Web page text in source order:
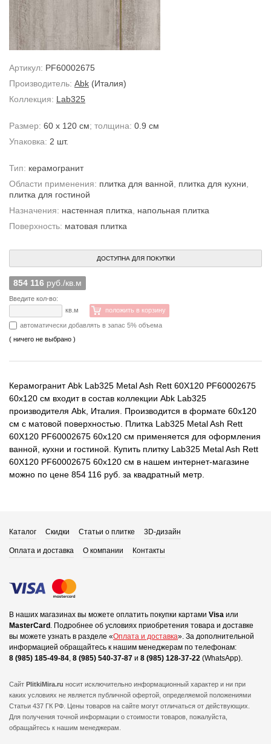
Артикул: PF60002675
Производитель: Abk (Италия)
Коллекция: Lab325
Размер: 60 x 120 см; толщина: 0.9 см
Упаковка: 2 шт.
Тип: керамогранит
Области применения: плитка для ванной плитка для кухни
плитка для гостиной
Назначения: настенная плитка
напольная плитка
Поверхность: матовая плитка
ДОСТУПНА ДЛЯ ПОКУПКИ
854 116 руб./кв.м
Введите кол-во:
кв.м
положить в корзину
автоматически добавлять в запас 5% объема
( ничего не выбрано )
Керамогранит Abk Lab325 Metal Ash Rett 60X120 PF60002675
60x120 см входит в состав коллекции Abk Lab325
производителя Abk, Италия. Производится в формате 60x120
см с матовой поверхностью. Плитка Lab325 Metal Ash Rett
60X120 PF60002675 60x120 см применяется для оформления
ванной, кухни и гостиной. Купить плитку Lab325 Metal Ash Rett
60X120 PF60002675 60x120 см в нашем интернет-магазине
можно по цене 854 116 руб. за квадратный метр.
Каталог Скидки Статьи о плитке 3D-дизайн
Оплата и доставка О компании Контакты
В наших магазинах вы можете оплатить покупки картами Visa или
MasterCard . Подробнее об условиях приобретения товара и доставке
вы можете узнать в разделе «Оплата и доставка». За дополнительной
информацией обращайтесь к нашим менеджерам по телефонам:
8 (985) 185-49-84, 8 (985) 540-37-87 и 8 (985) 128-37-22 (WhatsApp).
Сайт PlitkiMira.ru носит исключительно информационный характер и ни при
каких условиях не является публичной офертой, определяемой положениями
Статьи 437 ГК РФ. Цены товаров на сайте могут отличаться от действующих.
Для получения точной информации о стоимости товаров, пожалуйста,
обращайтесь к нашим менеджерам.